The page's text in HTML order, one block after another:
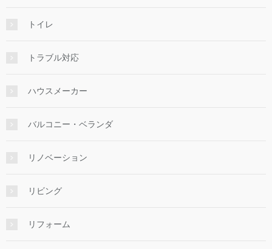
トイレ
トラブル対応
ハウスメーカー
バルコニー・ベランダ
リノベーション
リビング
リフォーム